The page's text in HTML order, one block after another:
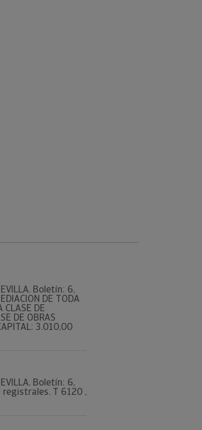
Boletín: 6,
DE TODA
CLASE DE
DE OBRAS
3.010,00
Boletín: 6,
registrales. T 6120 ,